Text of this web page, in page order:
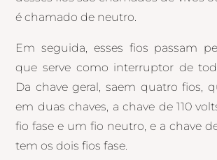
é chamado de neutro.
Em seguida, esses fios passam
que serve como interruptor de
Da chave geral, saem quatro fios,
em duas chaves, a chave de 110
fio fase e um fio neutro, e a chave
tem os dois fios fase.